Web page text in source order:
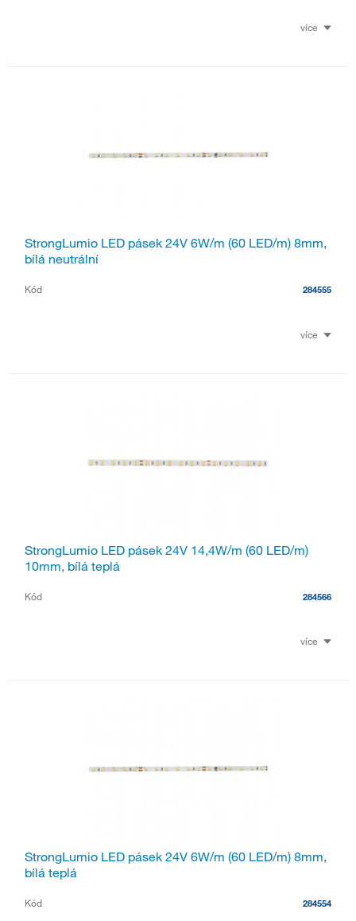
více
StrongLumio LED pásek 24V 6W/m (60 LED/m) 8mm,
bílá neutrální
Kód 284555
více
StrongLumio LED pásek 24V 14,4W/m (60 LED/m)
10mm, bílá teplá
Kód 284566
více
StrongLumio LED pásek 24V 6W/m (60 LED/m) 8mm,
bílá teplá
Kód 284554